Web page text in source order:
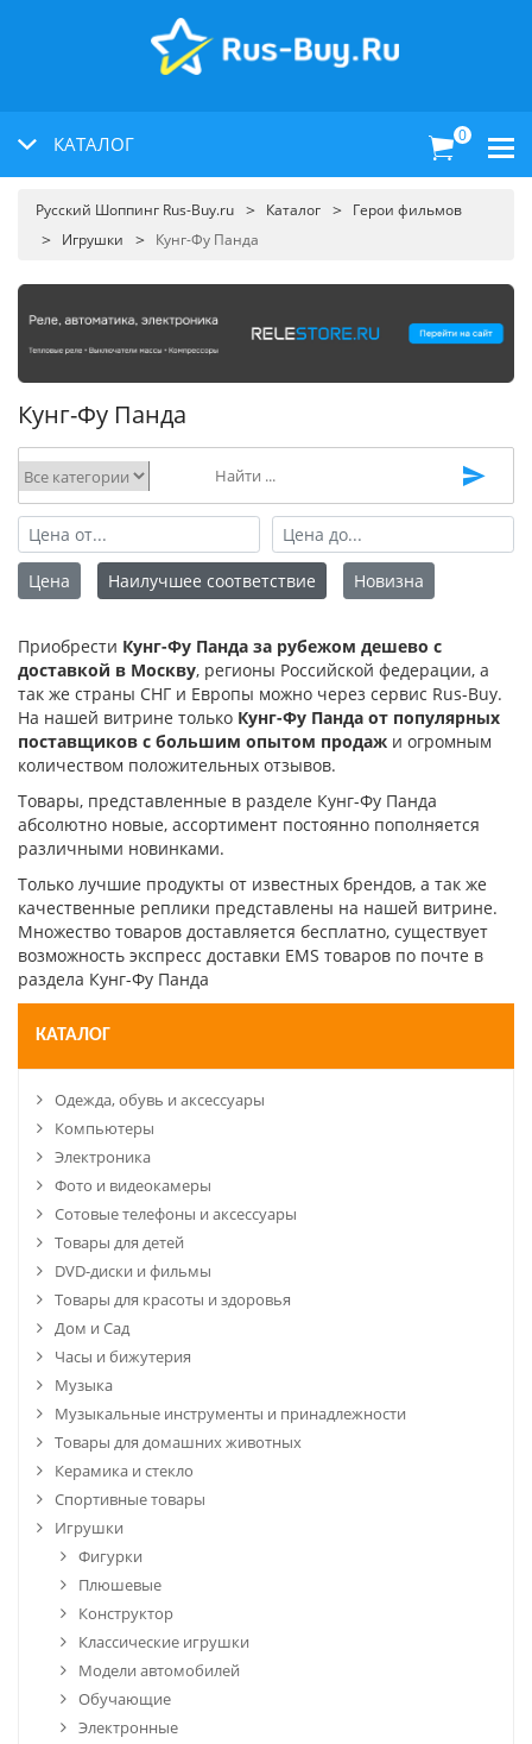
КАТАЛОГ 0
Русский Шоппинг Rus-Buy.ru Каталог
Герои фильмов
Игрушки
Кунг-Фу Панда
Кунг-Фу Панда
КАТАЛОГ
Одежда, обувь и аксессуары
Компьютеры
Электроника
Фото и видеокамеры
Сотовые телефоны и аксессуары
Товары для детей
DVD-диски и фильмы
Товары для красоты и здоровья
Дом и Сад
Часы и бижутерия
Музыка
Музыкальные инструменты и принадлежности
Товары для домашних животных
Керамика и стекло
Спортивные товары
Игрушки
Фигурки
Плюшевые
Конструктор
Классические игрушки
Модели автомобилей
Обучающие
Электронные
Цена Наилучшее соответствие Новизна
Приобрести Кунг-Фу Панда за рубежом дешево с
доставкой в Москву, регионы Российской федерации, а
так же страны СНГ и Европы можно через сервис Rus-Buy.
На нашей витрине только Кунг-Фу Панда от популярных
поставщиков с большим опытом продаж и огромным
количеством положительных отзывов.
Товары, представленные в разделе Кунг-Фу Панда
абсолютно новые, ассортимент постоянно пополняется
различными новинками.
Только лучшие продукты от известных брендов, а так же
качественные реплики представлены на нашей витрине.
Множество товаров доставляется бесплатно, существует
возможность экспресс доставки EMS товаров по почте в
раздела Кунг-Фу Панда